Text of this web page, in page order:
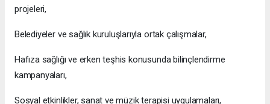
projeleri,
Belediyeler ve sağlık kuruluşlarıyla ortak çalışmalar,
Hafıza sağlığı ve erken teşhis konusunda bilinçlendirme
kampanyaları,
Sosyal etkinlikler, sanat ve müzik terapisi uygulamaları,